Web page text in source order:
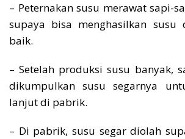
– Peternakan susu merawat sapi-
supaya bisa menghasilkan susu
baik.
– Setelah produksi susu banyak,
dikumpulkan susu segarnya
lanjut di pabrik.
– Di pabrik, susu segar diolah